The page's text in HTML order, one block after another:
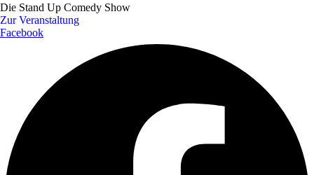
Die Stand Up Comedy Show
Zur Veranstaltung
Facebook